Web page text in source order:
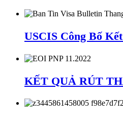
USCIS Công Bố
KẾT QUẢ RÚT